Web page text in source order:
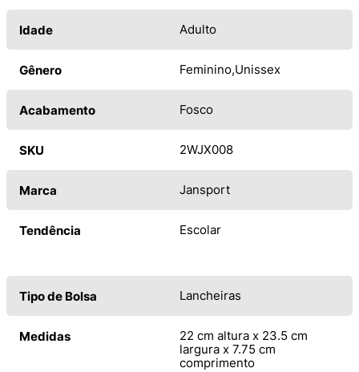
Idade Adulto
Gênero Feminino Unissex
Acabamento Fosco
SKU 2WJX008
Marca Jansport
Tendência Escolar
Tipo de Bolsa Lancheiras
Medidas
22 cm altura x 23.5 cm
largura x 7.75 cm
comprimento